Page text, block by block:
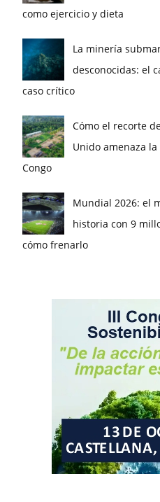
como ejercicio y dieta
La minería
desconocidas: el
caso crítico
Cómo el recorte
Unido amenaza
Congo
Mundial 2026: el
historia con 9
cómo frenarlo